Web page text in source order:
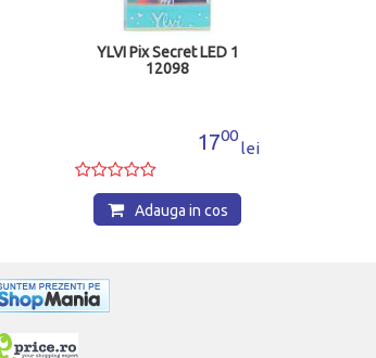
YLVI Pix Secret LED 1
12098
1700
lei
Adauga in cos